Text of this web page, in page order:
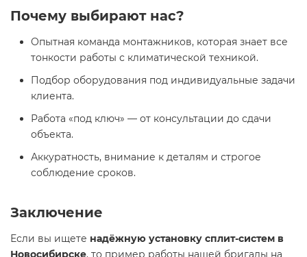
Почему выбирают нас?
Опытная команда монтажников, которая знает все
тонкости работы с климатической техникой.
Подбор оборудования под индивидуальные задачи
клиента.
Работа «под ключ» — от консультации до сдачи
объекта.
Аккуратность, внимание к деталям и строгое
соблюдение сроков.
Заключение
Если вы ищете надёжную установку сплит-систем в
Новосибирске, то пример работы нашей бригады на